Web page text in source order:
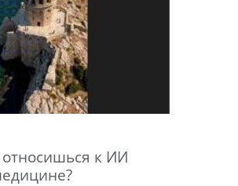
к ИИ